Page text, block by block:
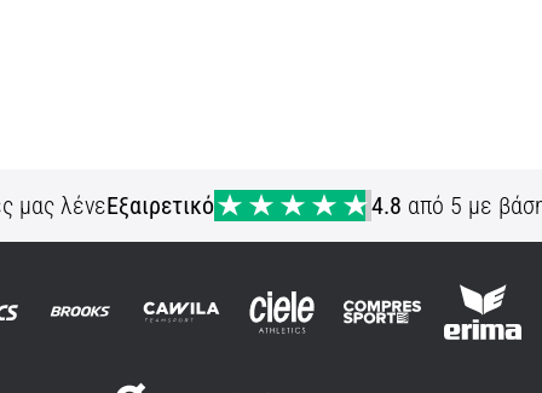
μας λένεΕξαιρετικό 4.8 από 5 με